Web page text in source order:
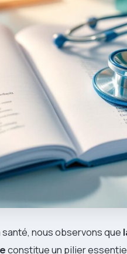
nous observons que
constitue un pilier